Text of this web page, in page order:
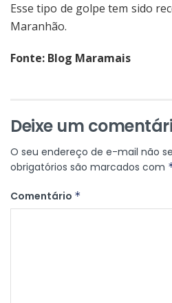
Esse tipo de golpe tem sido
Maranhão.
Fonte: Blog Maramais
Deixe um
O seu endereço de e-mail não
obrigatórios são marcados com
Comentário *